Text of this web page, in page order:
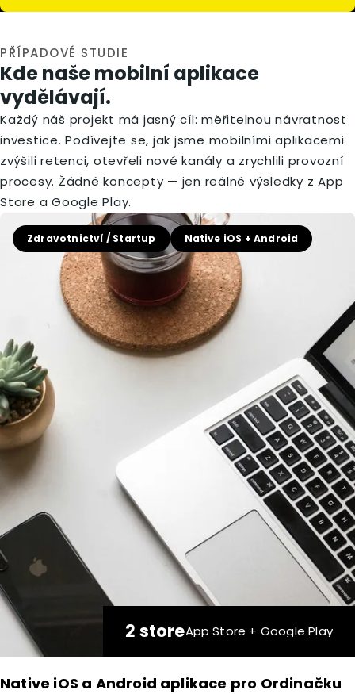
PŘÍPADOVÉ STUDIE
Kde naše mobilní aplikace
vydělávají.
Každý náš projekt má jasný cíl: měřitelnou návratnost
investice. Podívejte se, jak jsme mobilními aplikacemi
zvýšili retenci, otevřeli nové kanály a zrychlili provozní
procesy. Žádné koncepty — jen reálné výsledky z App
Store a Google Play.
Zdravotnictví / Startup Native iOS + Android
2 storeApp Store + Google Play
Native iOS a Android aplikace pro Ordinačku